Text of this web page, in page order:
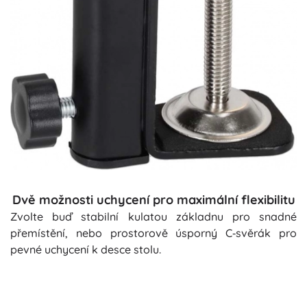
Dvě možnosti uchycení pro maximální flexibilitu
Zvolte buď stabilní kulatou základnu pro snadné
přemístění, nebo prostorově úsporný C‑svěrák pro
pevné uchycení k desce stolu.